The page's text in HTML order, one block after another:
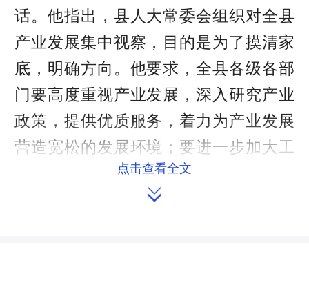
话。他指出，县人大常委会组织对全县
产业发展集中视察，目的是为了摸清家
底，明确方向。他要求，全县各级各部
门要高度重视产业发展，深入研究产业
政策，提供优质服务，着力为产业发展
营造宽松的发展环境；要进一步加大工
作力度，围绕新田家私、陶岭辣椒、五
月黄大豆等本地资源优势推动产业发
点击查看全文
